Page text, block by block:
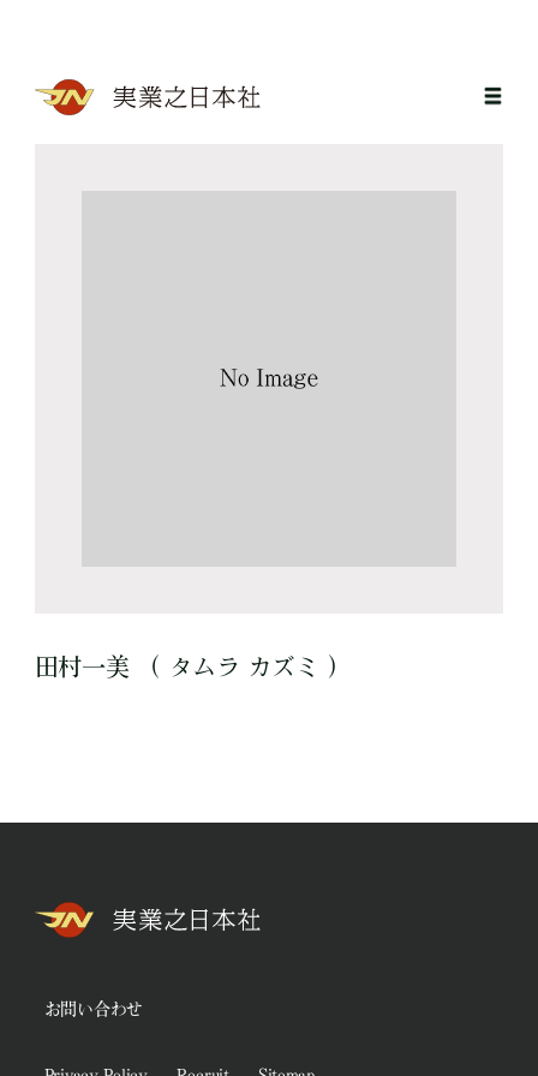
田村一美 （ タムラ カズミ ）
お問い合わせ